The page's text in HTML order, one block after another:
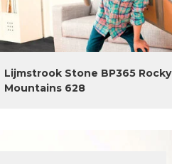
Lijmstrook Stone BP365 Rocky
Mountains 628